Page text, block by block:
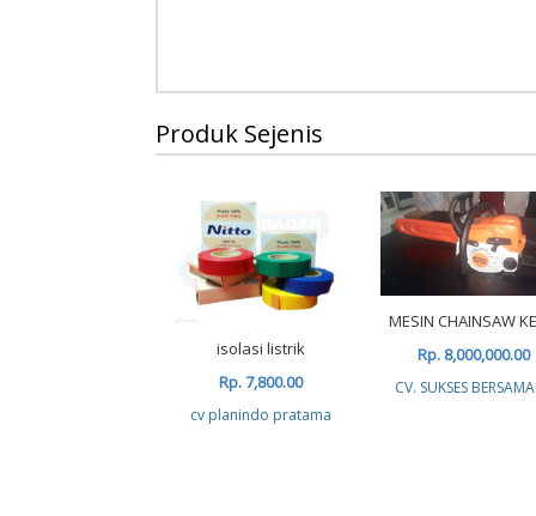
Produk Sejenis
isolasi listrik
Rp. 7,800.00
cv planindo pratama
MESIN CHAINSAW
Rp. 8,000,000.00
CV. SUKSES